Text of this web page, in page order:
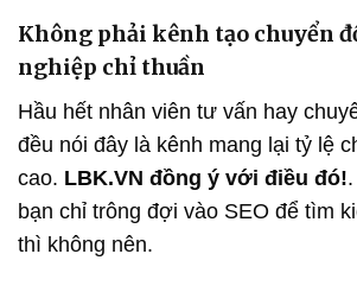
Không phải kênh tạo chuyển
nghiệp chỉ thuần
Hầu hết nhân viên tư vấn hay
đều nói đây là kênh mang lại tỷ lệ
cao. LBK.VN đồng ý với điều đó!
bạn chỉ trông đợi vào SEO để tìm
thì không nên.